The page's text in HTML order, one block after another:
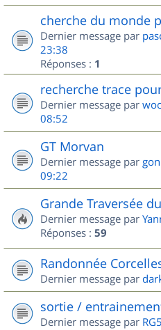
cherche du monde
Dernier message par
23:38
Réponses : 1
recherche trace
Dernier message par
08:52
GT Morvan
Dernier message par
09:22
Grande Traversée
Dernier message par
Réponses : 59
Randonnée
Dernier message par
sortie /
Dernier message par